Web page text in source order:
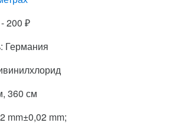
200 ₽
Германия
360 см
mm±0,02 mm;